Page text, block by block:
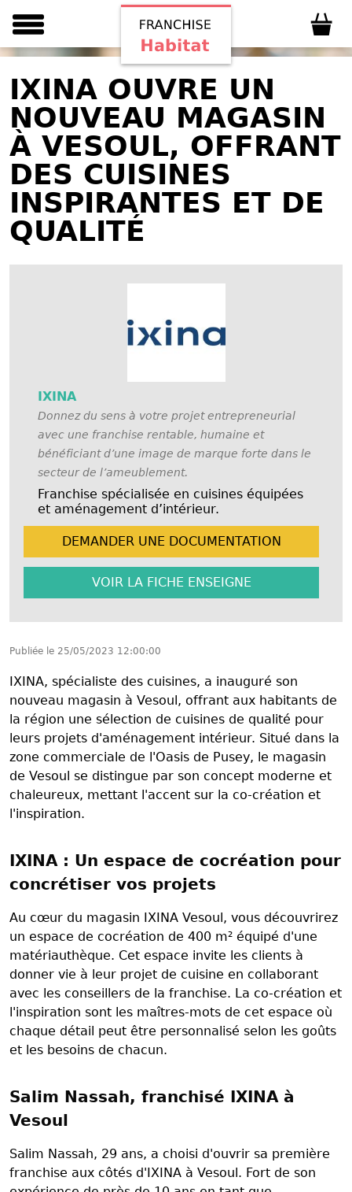
IXINA OUVRE UN
NOUVEAU MAGASIN
À VESOUL, OFFRANT
DES CUISINES
INSPIRANTES ET DE
QUALITÉ
IXINA
Donnez du sens à votre projet entrepreneurial
avec une franchise rentable, humaine et
bénéficiant d’une image de marque forte dans le
secteur de l’ameublement.
Franchise spécialisée en cuisines équipées
et aménagement d’intérieur.
DEMANDER UNE DOCUMENTATION
VOIR LA FICHE ENSEIGNE
Publiée le 25/05/2023 12:00:00
IXINA, spécialiste des cuisines, a inauguré son
nouveau magasin à Vesoul, offrant aux habitants de
la région une sélection de cuisines de qualité pour
leurs projets d'aménagement intérieur. Situé dans la
zone commerciale de l'Oasis de Pusey, le magasin
de Vesoul se distingue par son concept moderne et
chaleureux, mettant l'accent sur la co-création et
l'inspiration.
IXINA : Un espace de cocréation pour
concrétiser vos projets
Au cœur du magasin IXINA Vesoul, vous découvrirez
un espace de cocréation de 400 m² équipé d'une
matériauthèque. Cet espace invite les clients à
donner vie à leur projet de cuisine en collaborant
avec les conseillers de la franchise. La co-création et
l'inspiration sont les maîtres-mots de cet espace où
chaque détail peut être personnalisé selon les goûts
et les besoins de chacun.
Salim Nassah, franchisé IXINA à
Vesoul
Salim Nassah, 29 ans, a choisi d'ouvrir sa première
franchise aux côtés d'IXINA à Vesoul. Fort de son